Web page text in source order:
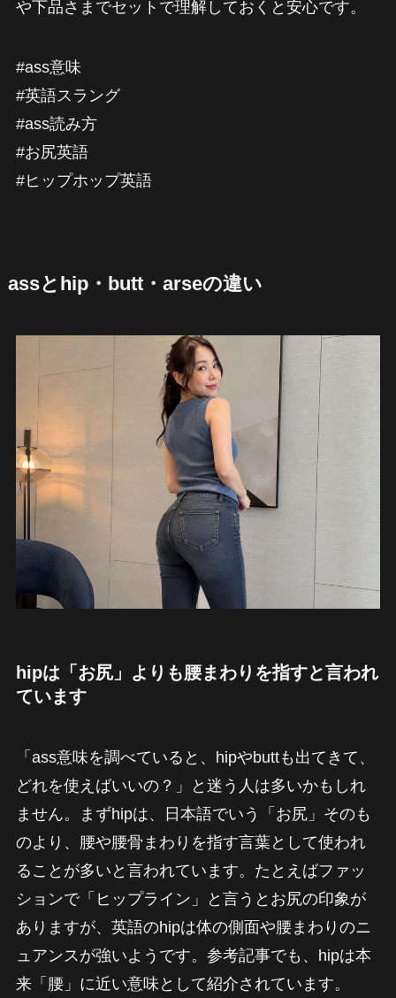
や下品さまでセットで理解しておくと安心です。
#ass意味
#英語スラング
#ass読み方
#お尻英語
#ヒップホップ英語
assとhip・butt・arseの違い
hipは「お尻」よりも腰まわりを指すと言われ
ています
「ass意味を調べていると、hipやbuttも出てきて、
どれを使えばいいの？」と迷う人は多いかもしれ
ません。まずhipは、日本語でいう「お尻」そのも
のより、腰や腰骨まわりを指す言葉として使われ
ることが多いと言われています。たとえばファッ
ションで「ヒップライン」と言うとお尻の印象が
ありますが、英語のhipは体の側面や腰まわりのニ
ュアンスが強いようです。参考記事でも、hipは本
来「腰」に近い意味として紹介されています。